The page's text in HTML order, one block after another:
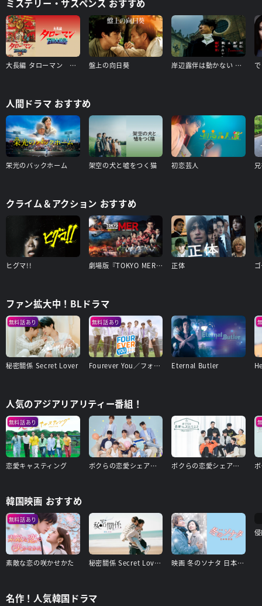
ミステリー・サスペンス おすすめ
大長編 タローマン 万博大爆発（本編）＋【配信限定】山口一郎登壇舞台挨拶（タローマン付き） 特典映像付き 盤上の向日葵 岸辺露伴は動かない 懺悔室
人間ドラマ おすすめ
栄光のバックホーム 架空の犬と嘘をつく猫 初恋芸人
クライム＆アクション おすすめ
ヒグマ!! 劇場版『TOKYO MER～走る緊急救命室～南海ミッション』 正体
ファン拡大中！BLドラマ
無料話あり
秘密關係 Secret Lover
無料話あり
Fourever You／フォーエバー・ユー Eternal Butler
人気のアジアリアリティー番組！
無料話あり
恋愛キャスティング ボクらの恋愛シェアハウス3～Boys Love ∞（アンリミテッド）～ ボクらの恋愛シェアハウス2～Boys Love ∞(アンリミテッド)〜
韓国映画 おすすめ
無料話あり
素敵な恋の咲かせかた 秘密關係 Secret Lover 最後の約束 映画 冬のソナタ 日本特別版
名作！人気韓国ドラマ